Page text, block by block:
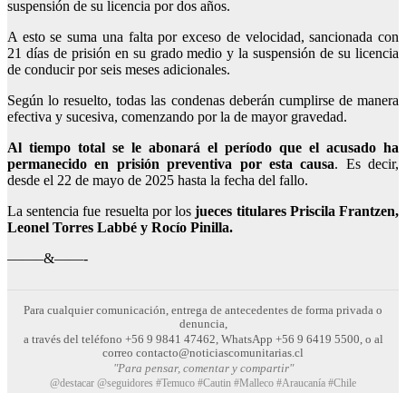
suspensión de su licencia por dos años.
A esto se suma una falta por exceso de velocidad, sancionada con
21 días de prisión en su grado medio y la suspensión de su licencia
de conducir por seis meses adicionales.
Según lo resuelto,todas las condenas deberán cumplirse de manera
efectiva y sucesiva, comenzando por la de mayor gravedad.
Al tiempo total se le abonará el período que el acusado ha
permanecido en prisión preventiva por esta causa. Es decir,
desde el 22 de mayo de 2025 hasta la fecha del fallo.
La sentencia fue resuelta por los jueces titulares Priscila Frantzen,
Leonel Torres Labbé y Rocío Pinilla.
——–&——-
Para cualquier comunicación, entrega de antecedentes de forma privada o
denuncia,
a través del teléfono +56 9 9841 47462, WhatsApp +56 9 6419 5500, o al
correo contacto@noticiascomunitarias.cl
"Para pensar, comentar y compartir"
@destacar @seguidores #Temuco #Cautin #Malleco #Araucanía #Chile